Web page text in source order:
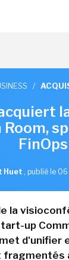
/
Room,
FinOps
Huet , publié le
la
up
d'unifier
fragmentés